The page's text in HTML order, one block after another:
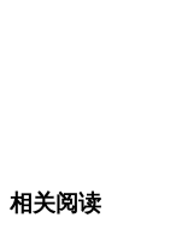
相关阅读